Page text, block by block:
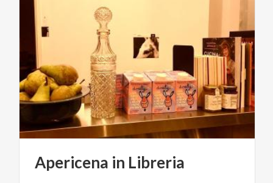
Apericena in Libreria